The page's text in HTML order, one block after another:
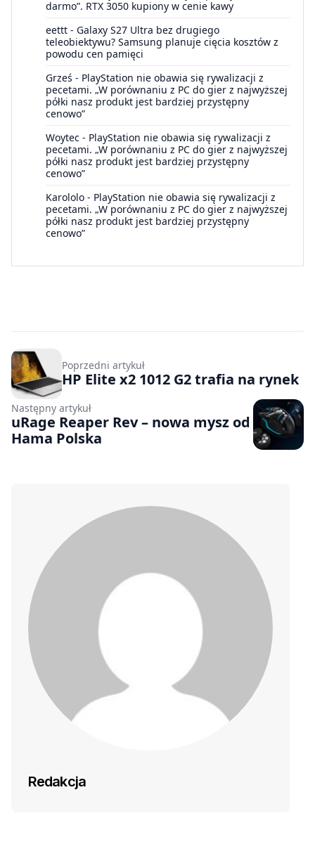
darmo”. RTX 3050 kupiony w cenie kawy
eettt - Galaxy S27 Ultra bez drugiego
teleobiektywu? Samsung planuje cięcia kosztów z
powodu cen pamięci
Grześ - PlayStation nie obawia się rywalizacji z
pecetami. „W porównaniu z PC do gier z najwyższej
półki nasz produkt jest bardziej przystępny
cenowo”
Woytec - PlayStation nie obawia się rywalizacji z
pecetami. „W porównaniu z PC do gier z najwyższej
półki nasz produkt jest bardziej przystępny
cenowo”
Karololo - PlayStation nie obawia się rywalizacji z
pecetami. „W porównaniu z PC do gier z najwyższej
półki nasz produkt jest bardziej przystępny
cenowo”
Poprzedni artykuł
HP Elite x2 1012 G2 trafia na rynek
Następny artykuł
uRage Reaper Rev – nowa mysz od
Hama Polska
Redakcja